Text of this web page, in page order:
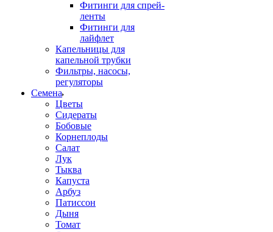
Фитинги для спрей-
ленты
Фитинги для
лайфлет
Капельницы для
капельной трубки
Фильтры, насосы,
регуляторы
Семена
Цветы
Сидераты
Бобовые
Корнеплоды
Салат
Лук
Тыква
Капуста
Арбуз
Патиссон
Дыня
Томат